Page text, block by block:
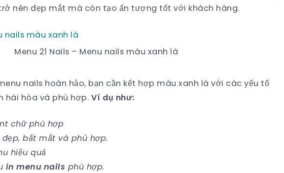
nên đẹp mắt mà còn tạo ấn tượng tốt với khách hàng.
Menu 21 Nails – Menu nails màu xanh lá
nails hoàn hảo, bạn cần kết hợp màu xanh lá với các yếu tố
hài hòa và phù hợp. Ví dụ như:
chữ phù hợp
bắt mắt và phù hợp.
hiệu quả
in menu nails phù hợp.